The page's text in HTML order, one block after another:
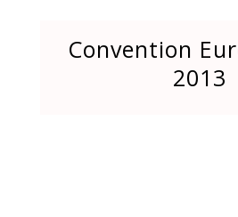
Convention
2013